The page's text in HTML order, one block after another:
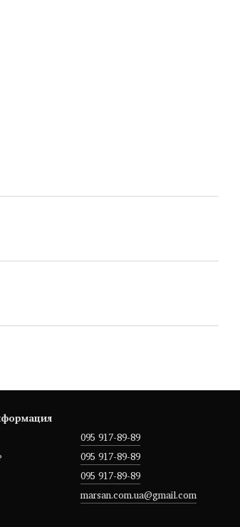
095 917-89-89
095 917-89-89
095 917-89-89
marsan.com.ua@gmail.com